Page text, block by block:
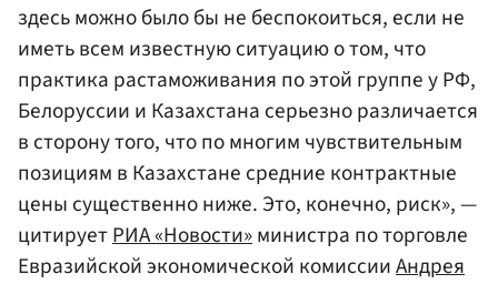
здесь можно было бы не беспокоиться, если не
иметь всем известную ситуацию о том, что
практика растаможивания по этой группе у РФ,
Белоруссии и Казахстана серьезно различается
в сторону того, что по многим чувствительным
позициям в Казахстане средние контрактные
цены существенно ниже. Это, конечно, риск», —
цитируетРИА «Новости»министра по торговле
Евразийской экономической комиссииАндрея